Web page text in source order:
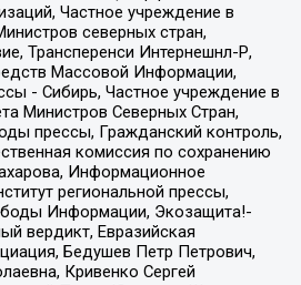
Частное учреждение в
северных стран,
Трансперенси Интернешнл-Р,
Массовой Информации,
- Сибирь, Частное учреждение в
Министров Северных Стран,
прессы, Гражданский контроль,
комиссия по сохранению
Информационное
региональной прессы,
Информации, Экозащита!-
вердикт, Евразийская
Бедушев Петр Петрович,
Кривенко Сергей